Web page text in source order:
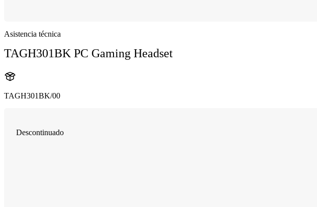
Asistencia técnica
TAGH301BK PC Gaming Headset
TAGH301BK/00
Descontinuado